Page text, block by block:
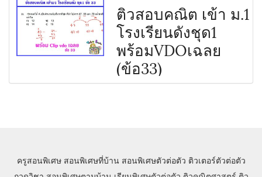
ติวสอบคณิต เข้า ม.1
โรงเรียนดังชุด1
พร้อมVDOเฉลย
(ข้อ33)
ครูสอนพิเศษ สอนพิเศษที่บ้าน สอนพิเศษตัวต่อตัว ติวเตอร์ตัวต่อตัว